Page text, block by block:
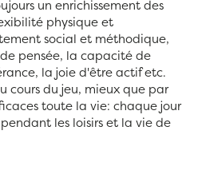
un enrichissement des
physique et
social et méthodique,
pensée, la capacité de
la joie d'être actif etc.
cours du jeu, mieux que par
toute la vie: chaque jour
les loisirs et la vie de